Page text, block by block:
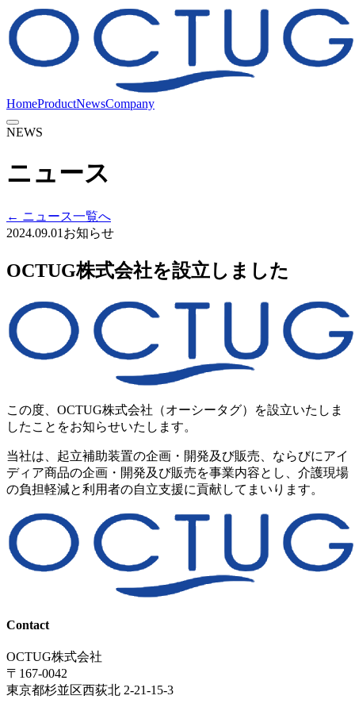
HomeProductNewsCompany
NEWS
ニュース
← ニュース一覧へ
2024.09.01 お知らせ
OCTUG株式会社を設立しました
この度、OCTUG株式会社（オーシータグ）を設立いたしま
したことをお知らせいたします。
当社は、起立補助装置の企画・開発及び販売、ならびにアイ
ディア商品の企画・開発及び販売を事業内容とし、介護現場
の負担軽減と利用者の自立支援に貢献してまいります。
Contact
OCTUG株式会社
〒167-0042
東京都杉並区西荻北 2-21-15-3